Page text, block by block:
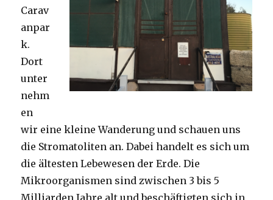
Carav
anpar
k.
Dort
unter
nehm
en
wir eine kleine Wanderung und schauen uns
die Stromatoliten an. Dabei handelt es sich um
die ältesten Lebewesen der Erde. Die
Mikroorganismen sind zwischen 3 bis 5
Milliarden Jahre alt und beschäftigten sich in